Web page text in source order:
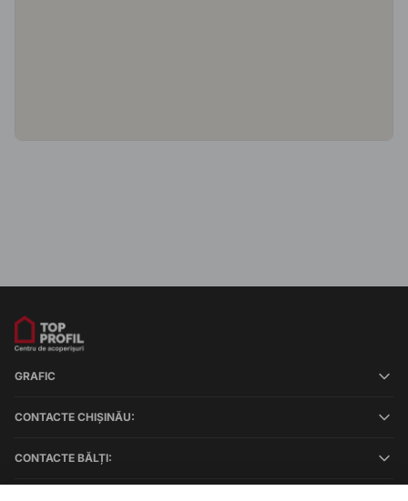
GRAFIC
CONTACTE CHIȘINĂU:
CONTACTE BĂLȚI: